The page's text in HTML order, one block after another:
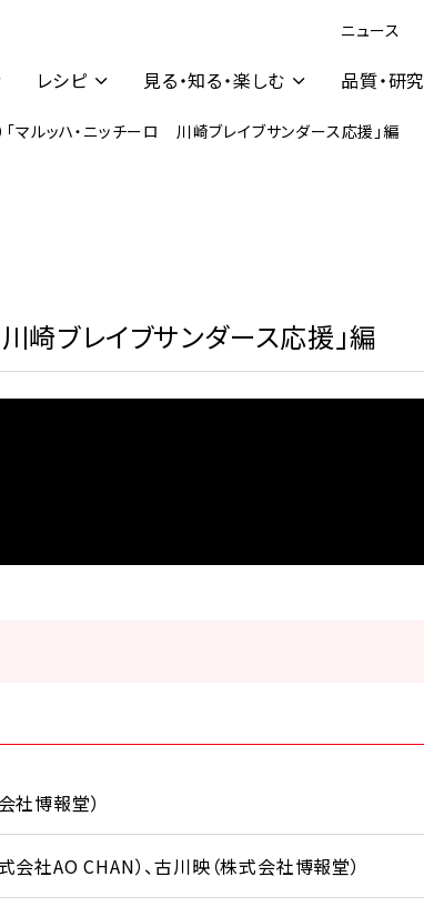
ニュース
レシピ 見る・知る・楽しむ 品質・研
「マルッハ・ニッチーロ 川崎ブレイブサンダース応援」編
崎ブレイブサンダース応援」編
社博報堂）
会社AO CHAN）、古川映（株式会社博報堂）